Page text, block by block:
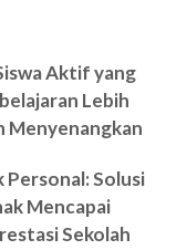
Aktif yang
Lebih
Menyenangkan
Personal: Solusi
Mencapai
Sekolah